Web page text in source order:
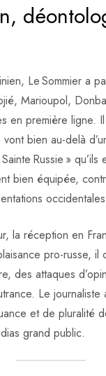
Le Sommier a
Marioupol,
en première ligne.
bien au-delà
Russie » qu’ils
bien équipée,
la réception en
pro-russe, il
des attaques
Le journaliste
et de pluralité
grand public.